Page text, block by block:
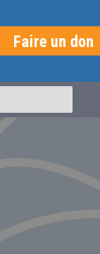
Faire un don